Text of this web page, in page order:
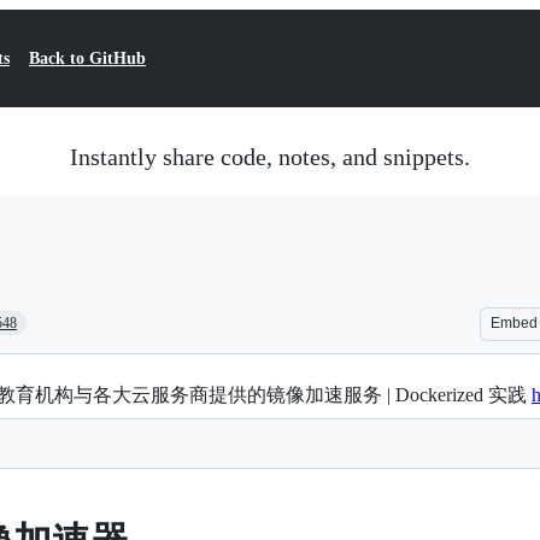
Back to GitHub
Instantly share code, notes, and snippets.
Embed
育机构与各大云服务商提供的镜像加速服务 | Dockerized 实践